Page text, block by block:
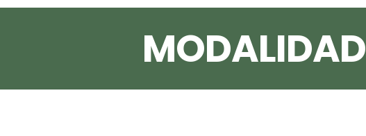
MODALIDAD